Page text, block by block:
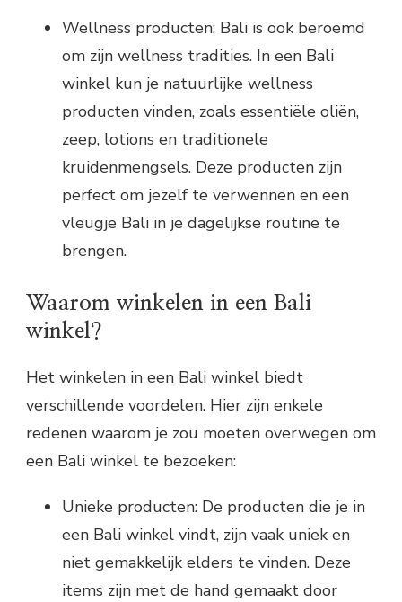
Wellness producten: Bali is ook beroemd
om zijn wellness tradities. In een Bali
winkel kun je natuurlijke wellness
producten vinden, zoals essentiële oliën,
zeep, lotions en traditionele
kruidenmengsels. Deze producten zijn
perfect om jezelf te verwennen en een
vleugje Bali in je dagelijkse routine te
brengen.
Waarom winkelen in een Bali
winkel?
Het winkelen in een Bali winkel biedt
verschillende voordelen. Hier zijn enkele
redenen waarom je zou moeten overwegen om
een Bali winkel te bezoeken:
Unieke producten: De producten die je in
een Bali winkel vindt, zijn vaak uniek en
niet gemakkelijk elders te vinden. Deze
items zijn met de hand gemaakt door